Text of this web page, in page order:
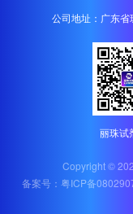
公司地址：广东
丽珠试
Copyright ©
备案号：粤ICP备